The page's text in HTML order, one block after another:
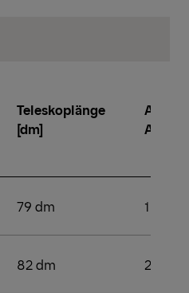
Teleskoplänge
[dm]
Anzahl
79 dm 1
82 dm 2